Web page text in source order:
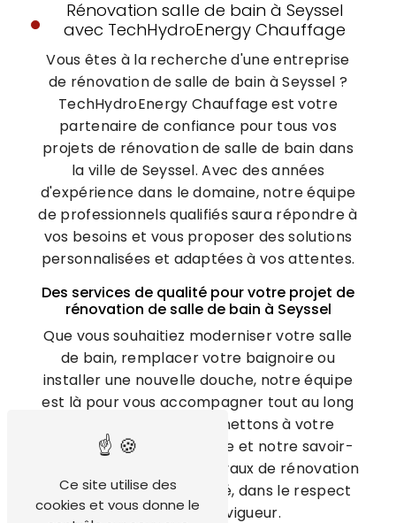
Rénovation salle de bain à Seyssel
avec TechHydroEnergy Chauffage
Vous êtes à la recherche d'une entreprise
de rénovation de salle de bain à Seyssel ?
TechHydroEnergy Chauffage est votre
partenaire de confiance pour tous vos
projets de rénovation de salle de bain dans
la ville de Seyssel. Avec des années
d'expérience dans le domaine, notre équipe
de professionnels qualifiés saura répondre à
vos besoins et vous proposer des solutions
personnalisées et adaptées à vos attentes.
Des services de qualité pour votre projet de
rénovation de salle de bain à Seyssel
Que vous souhaitiez moderniser votre salle
de bain, remplacer votre baignoire ou
installer une nouvelle douche, notre équipe
est là pour vous accompagner tout au long
de votre projet. Nous mettons à votre
disposition notre expertise et notre savoir-
faire pour réaliser des travaux de rénovation
de salle de bain de qualité, dans le respect
des normes en vigueur.
Ce site utilise des
cookies et vous donne le